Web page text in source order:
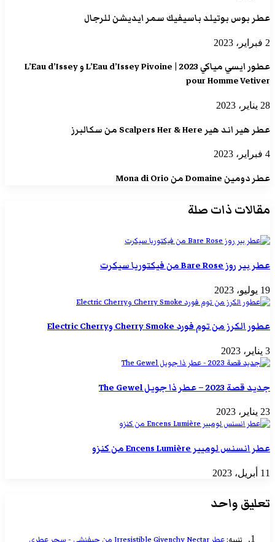
عطر بوس بوتيلد باسيفيك سمر ايديشن للرجال
2 فبراير، 2023
عطور ايسي مياكي 2023 | L’Eau d’Issey Pivoine و L’Eau d’Issey
pour Homme Vetiver
28 يناير، 2023
عطر هير اند هير Scalpers Her & Here من سكالبرز
4 فبراير، 2023
عطر دومين Domaine من Mona di Orio
مقالات ذات صلة
عطر بير روز Bare Rose من فيكتوريا سيكرت
19 يوليو، 2023
عطور الكرز من توم فورد Cherry Smoke وElectric Cherry
3 يناير، 2023
جديد قصة 2023 – عطر ذا جويل The Gewel
23 يناير، 2023
عطر انسنس لوميير Encens Lumière من كنزو
11 أبريل، 2023
تعليق واحد